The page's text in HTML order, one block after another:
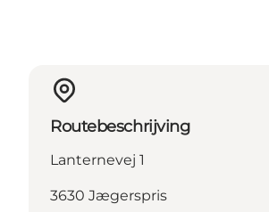
Routebeschrijving
Lanternevej 1
3630 Jægerspris